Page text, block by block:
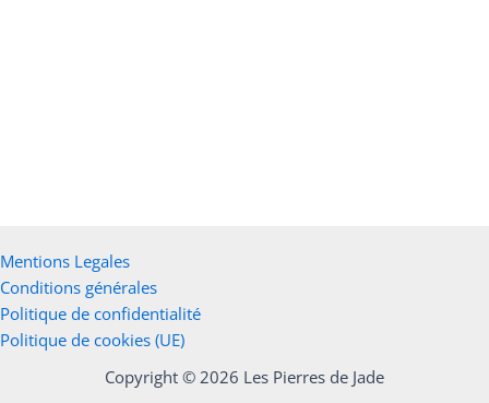
Mentions Legales
Conditions générales
Politique de confidentialité
Politique de cookies (UE)
Copyright © 2026 Les Pierres de Jade